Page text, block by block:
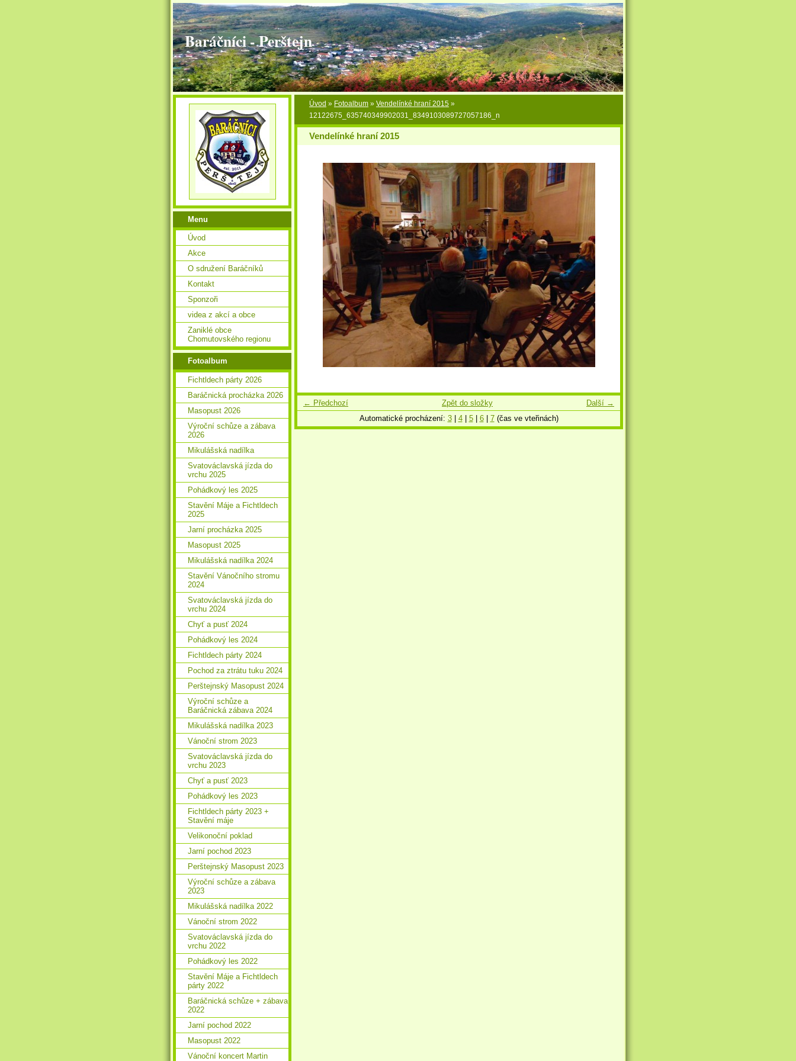
Baráčníci - Perštejn
Úvod » Fotoalbum » Vendelínké hraní 2015 »
12122675_635740349902031_8349103089727057186_n
Vendelínké hraní 2015
← Předchozí Další →
Zpět do složky
Automatické procházení: 3| 4| 5| 6| 7(čas ve vteřinách)
Menu
Úvod
Akce
O sdružení Baráčníků
Kontakt
Sponzoři
videa z akcí a obce
Zaniklé obce
Chomutovského regionu
Fotoalbum
Fichtldech párty 2026
Baráčnická procházka 2026
Masopust 2026
Výroční schůze a zábava
2026
Mikulášská nadílka
Svatováclavská jízda do
vrchu 2025
Pohádkový les 2025
Stavění Máje a Fichtldech
2025
Jarní procházka 2025
Masopust 2025
Mikulášská nadílka 2024
Stavění Vánočního stromu
2024
Svatováclavská jízda do
vrchu 2024
Chyť a pusť 2024
Pohádkový les 2024
Fichtldech párty 2024
Pochod za ztrátu tuku 2024
Perštejnský Masopust 2024
Výroční schůze a
Baráčnická zábava 2024
Mikulášská nadílka 2023
Vánoční strom 2023
Svatováclavská jízda do
vrchu 2023
Chyť a pusť 2023
Pohádkový les 2023
Fichtldech párty 2023 +
Stavění máje
Velikonoční poklad
Jarní pochod 2023
Perštejnský Masopust 2023
Výroční schůze a zábava
2023
Mikulášská nadílka 2022
Vánoční strom 2022
Svatováclavská jízda do
vrchu 2022
Pohádkový les 2022
Stavění Máje a Fichtldech
párty 2022
Baráčnická schůze + zábava
2022
Jarní pochod 2022
Masopust 2022
Vánoční koncert Martin